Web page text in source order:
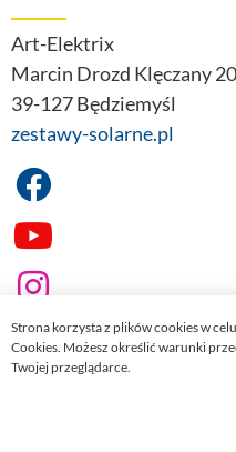
Art-Elektrix
Marcin Drozd Klęczany
39-127 Będziemyśl
zestawy-solarne.pl
Strona korzysta z plików cookies w
Cookies. Możesz określić warunki
Twojej przeglądarce.